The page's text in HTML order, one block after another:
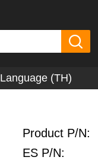
Language (TH)
Product P/N:
ES P/N: